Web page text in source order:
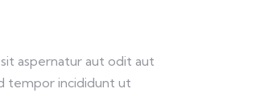
aspernatur aut odit aut
tempor incididunt ut